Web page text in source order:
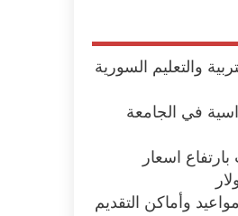
والتعليم السورية
في الجامعة
اسعار
اختبارات القدرات 2023 مواعيد وأماكن التقديم